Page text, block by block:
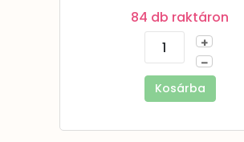
84 db raktáron
+
–
Kosárba